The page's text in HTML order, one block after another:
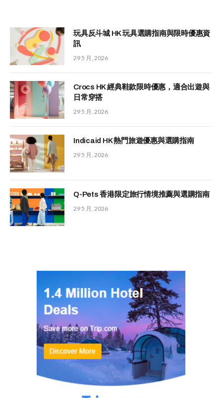
玩具反斗城 HK 玩具選購指南與限時優惠資
訊
29 5 月, 2026
Crocs HK 經典鞋款限時優惠，適合出遊與
日常穿搭
29 5 月, 2026
Indicaid HK 熱門旅遊優惠與選購指南
29 5 月, 2026
Q-Pets 香港限定旅行情境推薦與選購指南
29 5 月, 2026